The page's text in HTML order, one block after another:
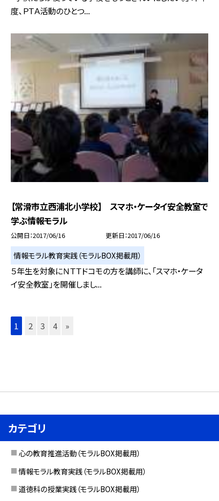
度、ＰＴＡ活動のひとつ...
【常滑市立西浦北小学校】 スマホ・ケータイ安全教室で
学ぶ情報モラル
公開日 2017/06/16 更新日 2017/06/16
情報モラル教育実践（モラルBOX掲載用）
５年生を対象にＮＴＴドコモの方を講師に、「スマホ・ケータ
イ安全教室」を開催しまし...
1 2 3 4 »
カテゴリ
心の教育推進活動（モラルBOX掲載用）
情報モラル教育実践（モラルBOX掲載用）
道徳科の授業実践（モラルBOX掲載用）